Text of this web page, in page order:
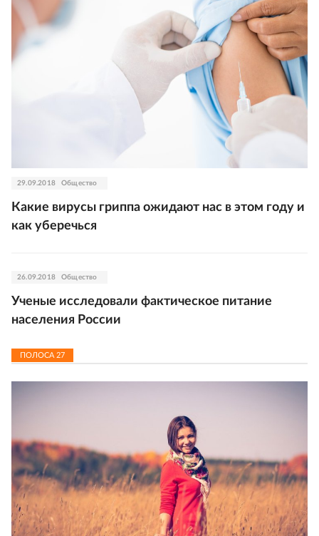
29.09.2018 Общество
Какие вирусы гриппа ожидают нас в этом году и
как уберечься
26.09.2018 Общество
Ученые исследовали фактическое питание
населения России
ПОЛОСА 27